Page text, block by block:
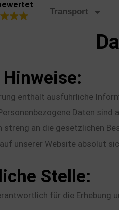
Transport
enthält ausführliche
Daten
streng an die gesetzlichen
unserer Website absolut
Stelle:
für die Erhebung